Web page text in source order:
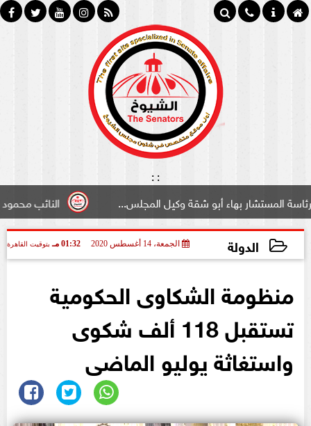
:
:
النائب محمود سامي
بهاء أبو شقة وكيل المجلس...
الدولة الجمعة، 14 أغسطس 2020 01:32 مـ بتوقيت القاهرة
منظومة الشكاوى الحكومية
تستقبل 118 ألف شكوى
واستغاثة يوليو الماضى